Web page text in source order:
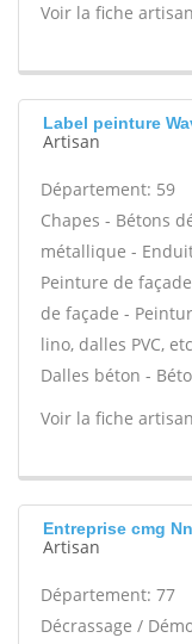
Voir la fiche
Label peinture
Artisan
Département: 59
Chapes - Bétons
métallique -
Peinture de
de façade -
lino, dalles PVC,
Dalles béton -
Voir la fiche
Entreprise cmg
Artisan
Département: 77
Décrassage /